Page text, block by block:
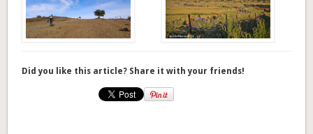
Did you like this article? Share it with your friends!